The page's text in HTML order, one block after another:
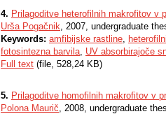
4. Prilagoditve heterofilnih makrofitov v
Urša Pogačnik, 2007, undergraduate
Keywords: amfibijske rastline,
fotosintezna barvila, UV absorbirajoče
Full text (file, 528,24 KB)
5. Prilagoditve homofilnih makrofitov v
Polona Maurič, 2008, undergraduate